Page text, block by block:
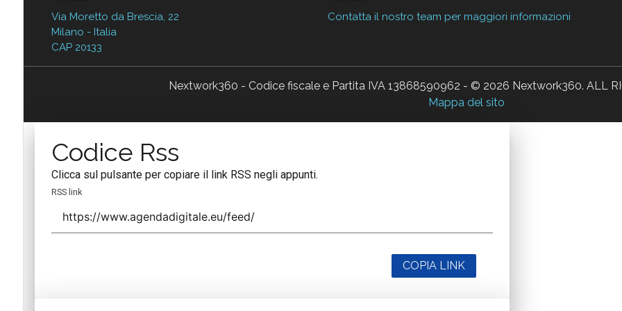
Via Moretto da Brescia, 22
Milano - Italia
CAP 20133
Contatta il nostro team per maggiori informazioni
Nextwork360 - Codice fiscale e Partita IVA 13868590962 - © 2026 Nextwork360. ALL
Mappa del sito
Codice Rss
Clicca sul pulsante per copiare il link RSS negli appunti.
RSS link
COPIA LINK